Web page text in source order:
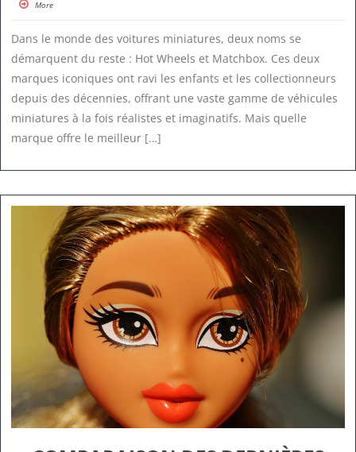
More
Dans le monde des voitures miniatures, deux noms se
démarquent du reste : Hot Wheels et Matchbox. Ces deux
marques iconiques ont ravi les enfants et les collectionneurs
depuis des décennies, offrant une vaste gamme de véhicules
miniatures à la fois réalistes et imaginatifs. Mais quelle
marque offre le meilleur […]